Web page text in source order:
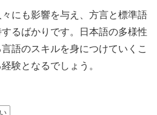
にも影響を与え、方言と標準語
るばかりです。日本語の多様性
語のスキルを身につけていくこ
験となるでしょう。